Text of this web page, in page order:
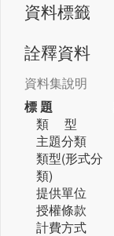
資料標籤
詮釋資料
資料集說明
標 題
類 型
主題分類
類型(形式分
類)
提供單位
授權條款
計費方式